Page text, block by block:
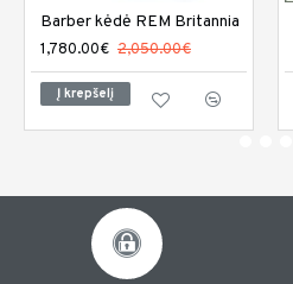
Barber kėdė REM Britannia
1,780.00€ 2,050.00€
Į krepšelį